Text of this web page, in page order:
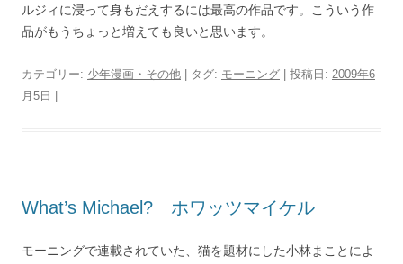
ルジィに浸って身もだえするには最高の作品です。こういう作
品がもうちょっと増えても良いと思います。
カテゴリー: 少年漫画・その他 | タグ: モーニング | 投稿日: 2009年6
月5日
What’s Michael? ホワッツマイケル
モーニングで連載されていた、猫を題材にした小林まことによ